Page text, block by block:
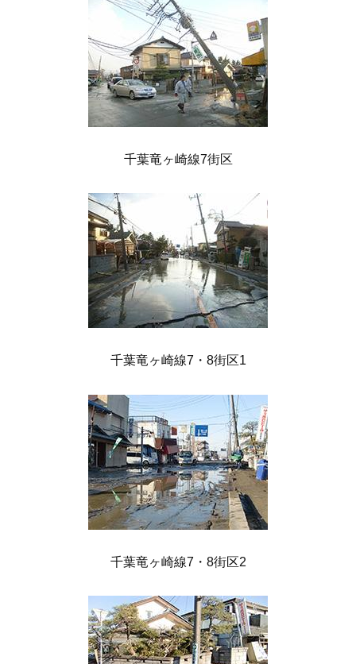
千葉竜ヶ崎線7街区
千葉竜ヶ崎線7・8街区1
千葉竜ヶ崎線7・8街区2